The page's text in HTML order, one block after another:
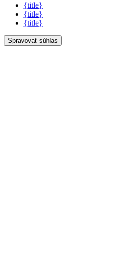
{title}
{title}
{title}
Spravovať súhlas